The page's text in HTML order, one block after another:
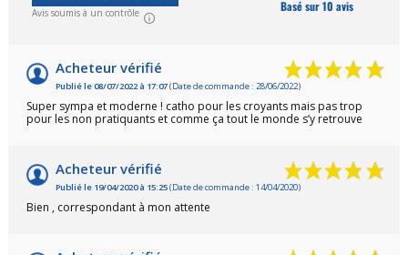
Avis soumis à un contrôle Basé sur 10 avis
Acheteur vérifié
Publié le 08/07/2022 à 17:07(Date de commande : 28/06/2022)
Super sympa et moderne ! catho pour les croyants mais pas trop
pour les non pratiquants et comme ça tout le monde s’y retrouve
Acheteur vérifié
Publié le 19/04/2020 à 15:25(Date de commande : 14/04/2020)
Bien , correspondant à mon attente